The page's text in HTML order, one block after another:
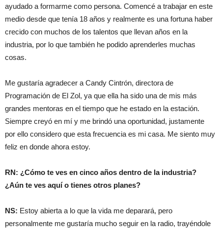
ayudado a formarme como persona. Comencé a trabajar en este
medio desde que tenía 18 años y realmente es una fortuna haber
crecido con muchos de los talentos que llevan años en la
industria, por lo que también he podido aprenderles muchas
cosas.
Me gustaría agradecer a Candy Cintrón, directora de
Programación de El Zol, ya que ella ha sido una de mis más
grandes mentoras en el tiempo que he estado en la estación.
Siempre creyó en mí y me brindó una oportunidad, justamente
por ello considero que esta frecuencia es mi casa. Me siento muy
feliz en donde ahora estoy.
RN: ¿Cómo te ves en cinco años dentro de la industria?
¿Aún te ves aquí o tienes otros planes?
NS: Estoy abierta a lo que la vida me deparará, pero
personalmente me gustaría mucho seguir en la radio, trayéndole